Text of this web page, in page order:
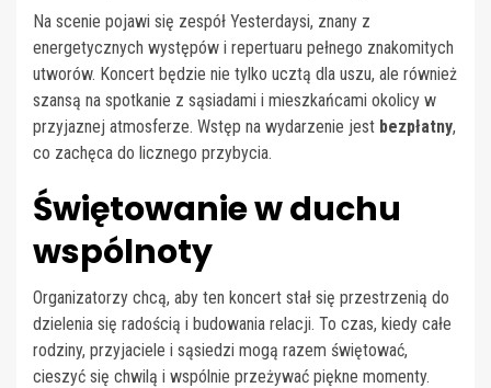
Na scenie pojawi się zespół Yesterdaysi, znany z
energetycznych występów i repertuaru pełnego znakomitych
utworów. Koncert będzie nie tylko ucztą dla uszu, ale również
szansą na spotkanie z sąsiadami i mieszkańcami okolicy w
przyjaznej atmosferze. Wstęp na wydarzenie jest bezpłatny,
co zachęca do licznego przybycia.
Świętowanie w duchu
wspólnoty
Organizatorzy chcą, aby ten koncert stał się przestrzenią do
dzielenia się radością i budowania relacji. To czas, kiedy całe
rodziny, przyjaciele i sąsiedzi mogą razem świętować,
cieszyć się chwilą i wspólnie przeżywać piękne momenty.